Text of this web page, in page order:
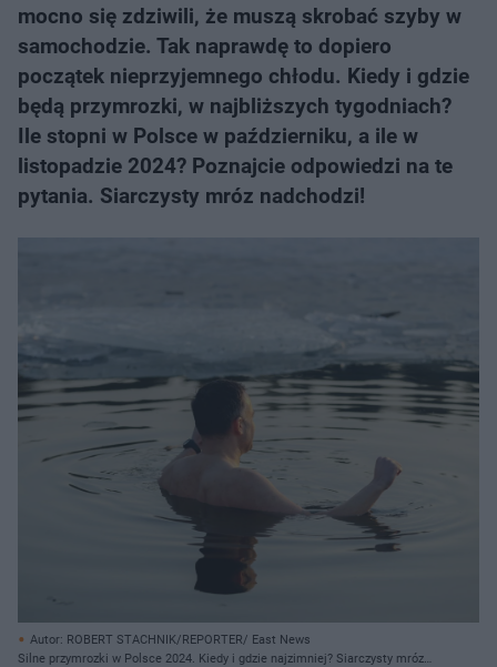
mocno się zdziwili, że muszą skrobać szyby w
samochodzie. Tak naprawdę to dopiero
początek nieprzyjemnego chłodu. Kiedy i gdzie
będą przymrozki, w najbliższych tygodniach?
Ile stopni w Polsce w październiku, a ile w
listopadzie 2024? Poznajcie odpowiedzi na te
pytania. Siarczysty mróz nadchodzi!
Autor: ROBERT STACHNIK/REPORTER/ East News
Silne przymrozki w Polsce 2024. Kiedy i gdzie najzimniej? Siarczysty mróz